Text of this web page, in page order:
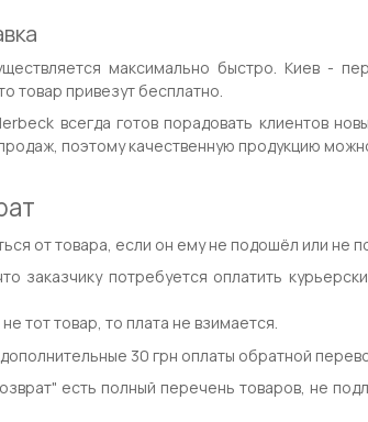
максимально быстро. Киев -
товар привезут бесплатно.
всегда готов порадовать клиентов
поэтому качественную продукцию
от товара, если он ему не подошёл или не
заказчику потребуется оплатить
тот товар, то плата не взимается.
30 грн оплаты обратной
есть полный перечень товаров, не